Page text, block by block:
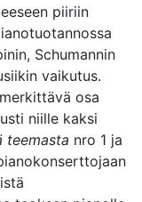
piiriin
Schumannin
vaikutus.
osa
niille kaksi
teemasta nro 1 ja